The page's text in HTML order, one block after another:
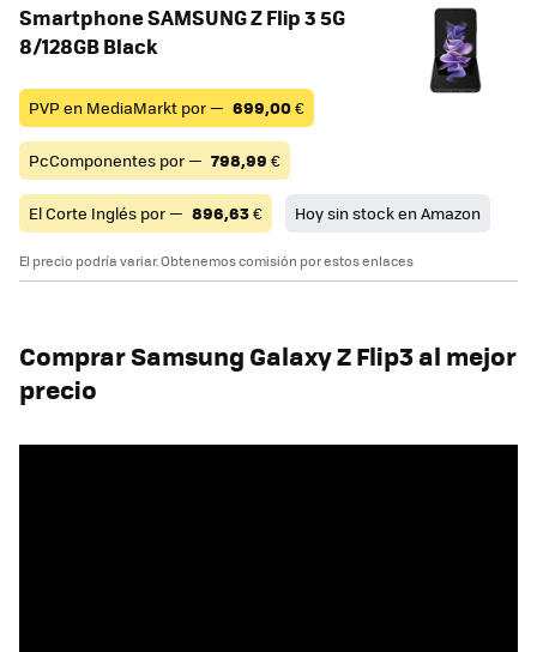
Smartphone SAMSUNG Z Flip 3 5G
8/128GB Black
PVP en MediaMarkt por — 699,00€
PcComponentes por — 798,99 €
El Corte Inglés por — 896,63€ Hoy sin stock en Amazon
El precio podría variar. Obtenemos comisión por estos enlaces
Comprar Samsung Galaxy Z Flip3 al mejor
precio